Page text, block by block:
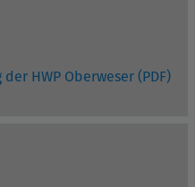
HWP Oberweser (PDF)